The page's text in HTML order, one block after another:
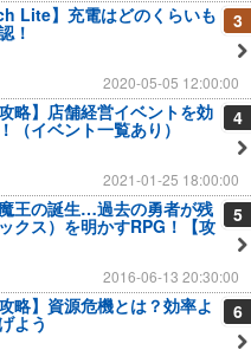
3
Lite】充電はどのくらいも
！
2020-05-05 12:00:00
4
略】店舗経営イベントを効
（イベント一覧あり）
2021-01-25 18:00:00
5
王の誕生…過去の勇者が残
クス）を明かすRPG！【攻
2016-06-13 20:30:00
6
略】資源危機とは？効率よ
よう